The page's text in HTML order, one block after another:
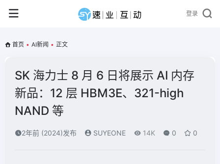
登录
首页 • AI新闻 • 正文
SK 海力士 8 月 6 日将展示 AI 内存
新品：12 层 HBM3E、321-high
NAND 等
2年前 (2024)发布 SUYEONE 14K 0 0